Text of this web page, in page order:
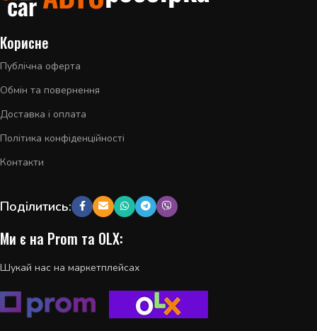
Корисне
Публічна оферта
Обмін та повернення
Доставка і оплата
Політика конфіденційності
Контакти
Поділитись:
Ми є на Prom та OLX:
Шукай нас на маркетплейсах